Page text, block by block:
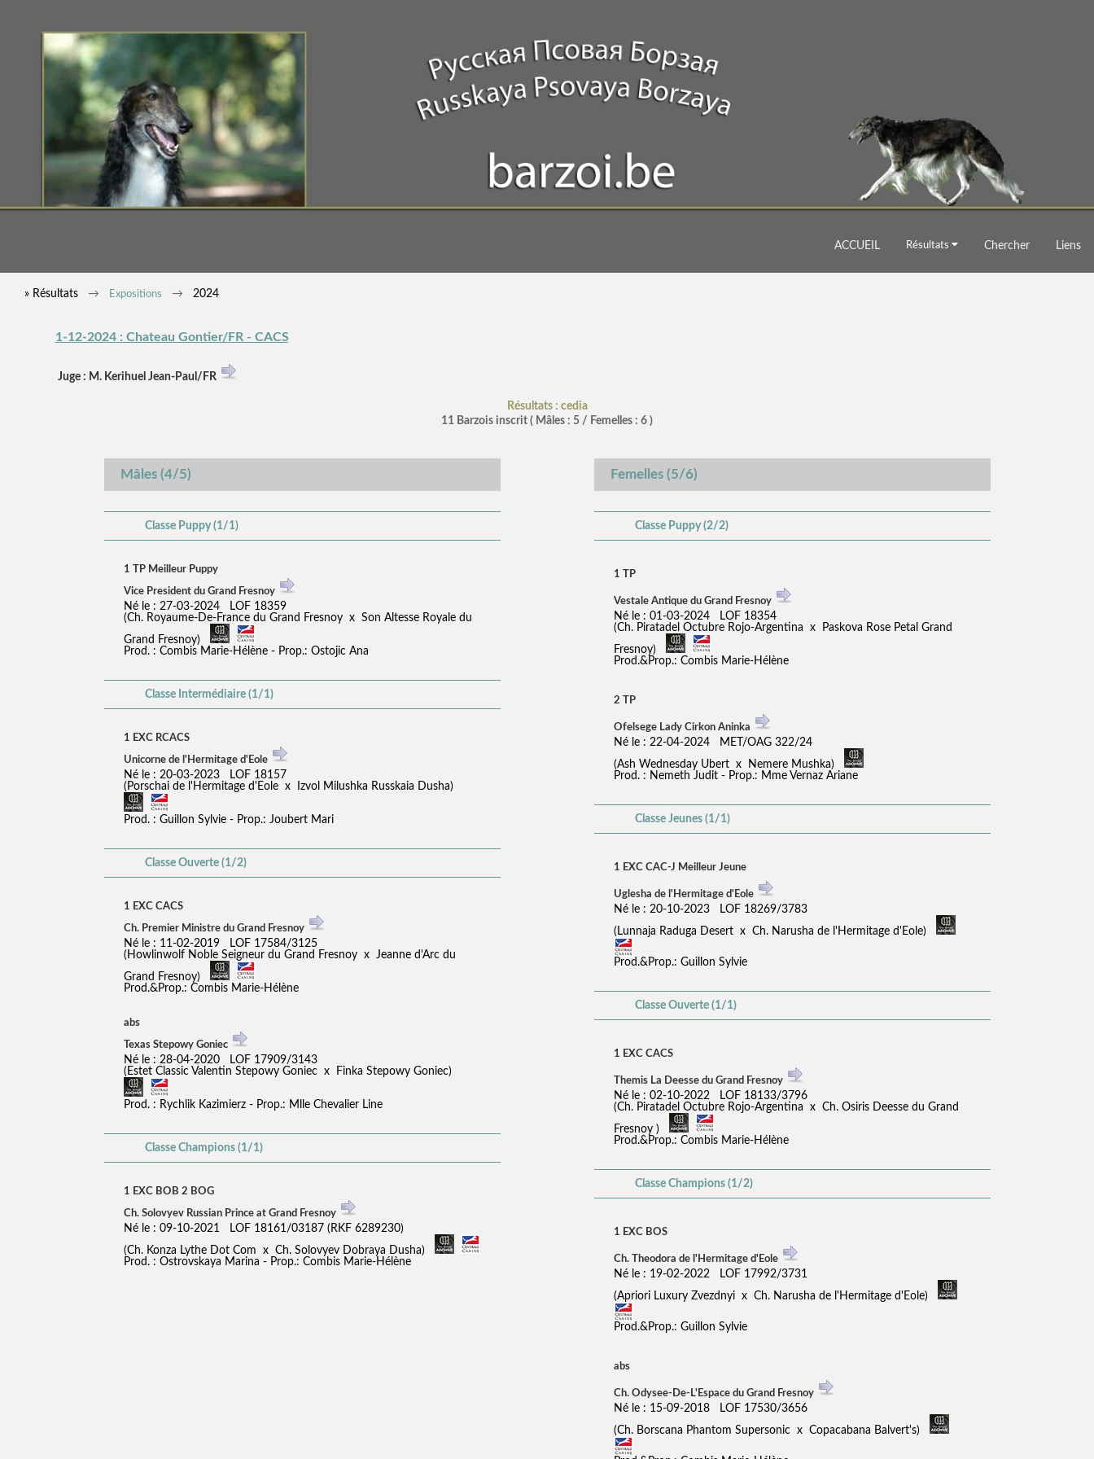
ACCUEIL Résultats Chercher Liens
» Résultats Expositions 2024
1-12-2024 : Chateau Gontier/FR - CACS
Juge : M. Kerihuel Jean-Paul/FR
Résultats : cedia
11 Barzois inscrit ( Mâles : 5 / Femelles : 6 )
Mâles (4/5)
Classe Puppy (1/1)
1 TP Meilleur Puppy
Vice President du Grand Fresnoy
Né le : 27-03-2024 LOF 18359
(Ch. Royaume-De-France du Grand Fresnoy x Son Altesse Royale du
Grand Fresnoy)
Prod. : Combis Marie-Hélène - Prop.: Ostojic Ana
Classe Intermédiaire (1/1)
1 EXC RCACS
Unicorne de l'Hermitage d'Eole
Né le : 20-03-2023 LOF 18157
(Porschai de l'Hermitage d'Eole x Izvol Milushka Russkaia Dusha)
Prod. : Guillon Sylvie - Prop.: Joubert Mari
Classe Ouverte (1/2)
1 EXC CACS
Ch. Premier Ministre du Grand Fresnoy
Né le : 11-02-2019 LOF 17584/3125
(Howlinwolf Noble Seigneur du Grand Fresnoy x Jeanne d'Arc du
Grand Fresnoy)
Prod.&Prop.: Combis Marie-Hélène
abs
Texas Stepowy Goniec
Né le : 28-04-2020 LOF 17909/3143
(Estet Classic Valentin Stepowy Goniec x Finka Stepowy Goniec)
Prod. : Rychlik Kazimierz - Prop.: Mlle Chevalier Line
Classe Champions (1/1)
1 EXC BOB 2 BOG
Ch. Solovyev Russian Prince at Grand Fresnoy
Né le : 09-10-2021 LOF 18161/03187 (RKF 6289230)
(Ch. Konza Lythe Dot Com x Ch. Solovyev Dobraya Dusha)
Prod. : Ostrovskaya Marina - Prop.: Combis Marie-Hélène
Femelles (5/6)
Classe Puppy (2/2)
1 TP
Vestale Antique du Grand Fresnoy
Né le : 01-03-2024 LOF 18354
(Ch. Piratadel Octubre Rojo-Argentina x Paskova Rose Petal Grand
Fresnoy)
Prod.&Prop.: Combis Marie-Hélène
2 TP
Ofelsege Lady Cirkon Aninka
Né le : 22-04-2024 MET/OAG 322/24
(Ash Wednesday Ubert x Nemere Mushka)
Prod. : Nemeth Judit - Prop.: Mme Vernaz Ariane
Classe Jeunes (1/1)
1 EXC CAC-J Meilleur Jeune
Uglesha de l'Hermitage d'Eole
Né le : 20-10-2023 LOF 18269/3783
(Lunnaja Raduga Desert x Ch. Narusha de l'Hermitage d'Eole)
Prod.&Prop.: Guillon Sylvie
Classe Ouverte (1/1)
1 EXC CACS
Themis La Deesse du Grand Fresnoy
Né le : 02-10-2022 LOF 18133/3796
(Ch. Piratadel Octubre Rojo-Argentina x Ch. Osiris Deesse du Grand
Fresnoy )
Prod.&Prop.: Combis Marie-Hélène
Classe Champions (1/2)
1 EXC BOS
Ch. Theodora de l'Hermitage d'Eole
Né le : 19-02-2022 LOF 17992/3731
(Apriori Luxury Zvezdnyi x Ch. Narusha de l'Hermitage d'Eole)
Prod.&Prop.: Guillon Sylvie
abs
Ch. Odysee-De-L'Espace du Grand Fresnoy
Né le : 15-09-2018 LOF 17530/3656
(Ch. Borscana Phantom Supersonic x Copacabana Balvert's)